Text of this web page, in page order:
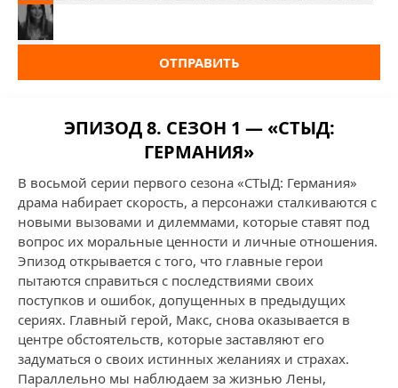
ОТПРАВИТЬ
ЭПИЗОД 8. СЕЗОН 1 — «СТЫД:
ГЕРМАНИЯ»
В восьмой серии первого сезона «СТЫД: Германия»
драма набирает скорость, а персонажи сталкиваются с
новыми вызовами и дилеммами, которые ставят под
вопрос их моральные ценности и личные отношения.
Эпизод открывается с того, что главные герои
пытаются справиться с последствиями своих
поступков и ошибок, допущенных в предыдущих
сериях. Главный герой, Макс, снова оказывается в
центре обстоятельств, которые заставляют его
задуматься о своих истинных желаниях и страхах.
Параллельно мы наблюдаем за жизнью Лены,